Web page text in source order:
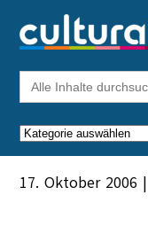
Inhalt
springen
Search
for:
Kategorien
17. Oktober 2006